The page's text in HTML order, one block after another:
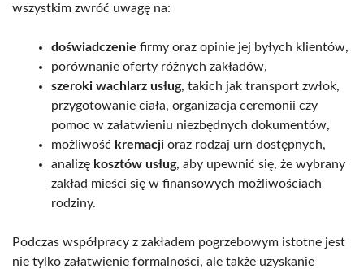
wszystkim zwróć uwagę na:
doświadczenie firmy oraz opinie jej byłych klientów,
porównanie oferty różnych zakładów,
szeroki wachlarz usług, takich jak transport zwłok,
przygotowanie ciała, organizacja ceremonii czy
pomoc w załatwieniu niezbędnych dokumentów,
możliwość kremacji oraz rodzaj urn dostępnych,
analizę kosztów usług, aby upewnić się, że wybrany
zakład mieści się w finansowych możliwościach
rodziny.
Podczas współpracy z zakładem pogrzebowym istotne jest
nie tylko załatwienie formalności, ale także uzyskanie